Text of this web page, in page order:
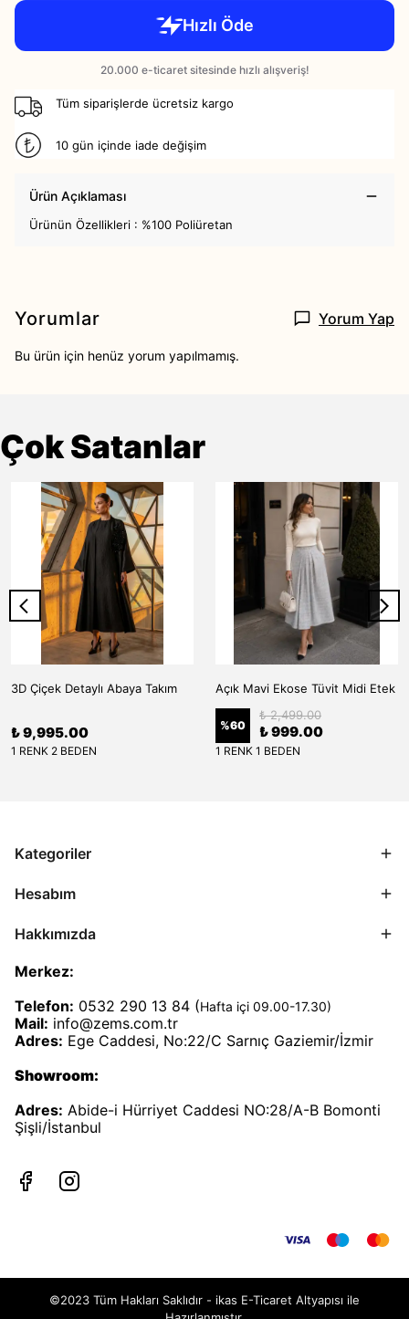
Tüm siparişlerde ücretsiz kargo
10 gün içinde iade değişim
Ürün Açıklaması
Ürünün Özellikleri : %100 Poliüretan
Yorumlar Yorum Yap
Bu ürün için henüz yorum yapılmamış.
Çok Satanlar
3D Çiçek Detaylı Abaya Takım
₺ 9,995.00
1 RENK 2 BEDEN
Açık Mavi Ekose Tüvit Midi Etek
%60
₺ 2,499.00
₺ 999.00
1 RENK 1 BEDEN
Kategoriler
Hesabım
Hakkımızda
Merkez:
Telefon: 0532 290 13 84 (Hafta içi 09.00-17.30)
Mail: info@zems.com.tr
Adres: Ege Caddesi, No:22/C Sarnıç Gaziemir/İzmir
Showroom:
Adres: Abide-i Hürriyet Caddesi NO:28/A-B Bomonti
Şişli/İstanbul
©2023 Tüm Hakları Saklıdır - ikas E-Ticaret Altyapısı ile